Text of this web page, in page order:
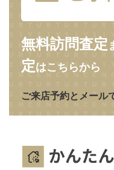
無料訪問査定
定はこちらから
ご来店予約とメール